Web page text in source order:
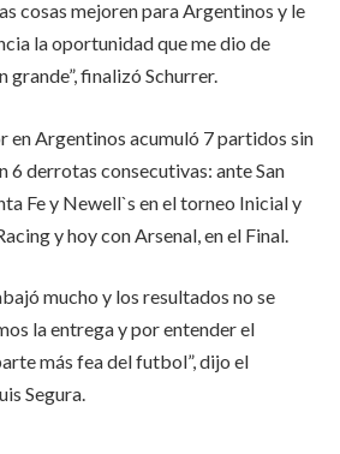
cosas mejoren para Argentinos y le
la oportunidad que me dio de
grande”, finalizó Schurrer.
en Argentinos acumuló 7 partidos sin
6 derrotas consecutivas: ante San
Fe y Newell`s en el torneo Inicial y
y hoy con Arsenal, en el Final.
mucho y los resultados no se
la entrega y por entender el
más fea del futbol”, dijo el
Segura.